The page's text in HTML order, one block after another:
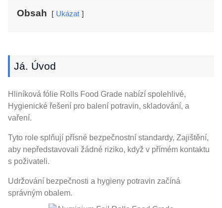
Obsah Ukázat
Já. Úvod
Hliníková fólie Rolls Food Grade nabízí spolehlivé,
Hygienické řešení pro balení potravin, skladování, a
vaření.
Tyto role splňují přísné bezpečnostní standardy, Zajištění,
aby nepředstavovali žádné riziko, když v přímém kontaktu
s poživateli.
Udržování bezpečnosti a hygieny potravin začíná
správným obalem.